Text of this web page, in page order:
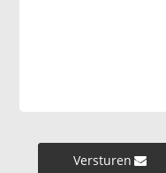
Versturen »